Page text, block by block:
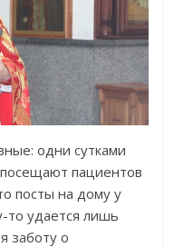
одни сутками
пациентов
посты на дому у
то удается лишь
заботу о